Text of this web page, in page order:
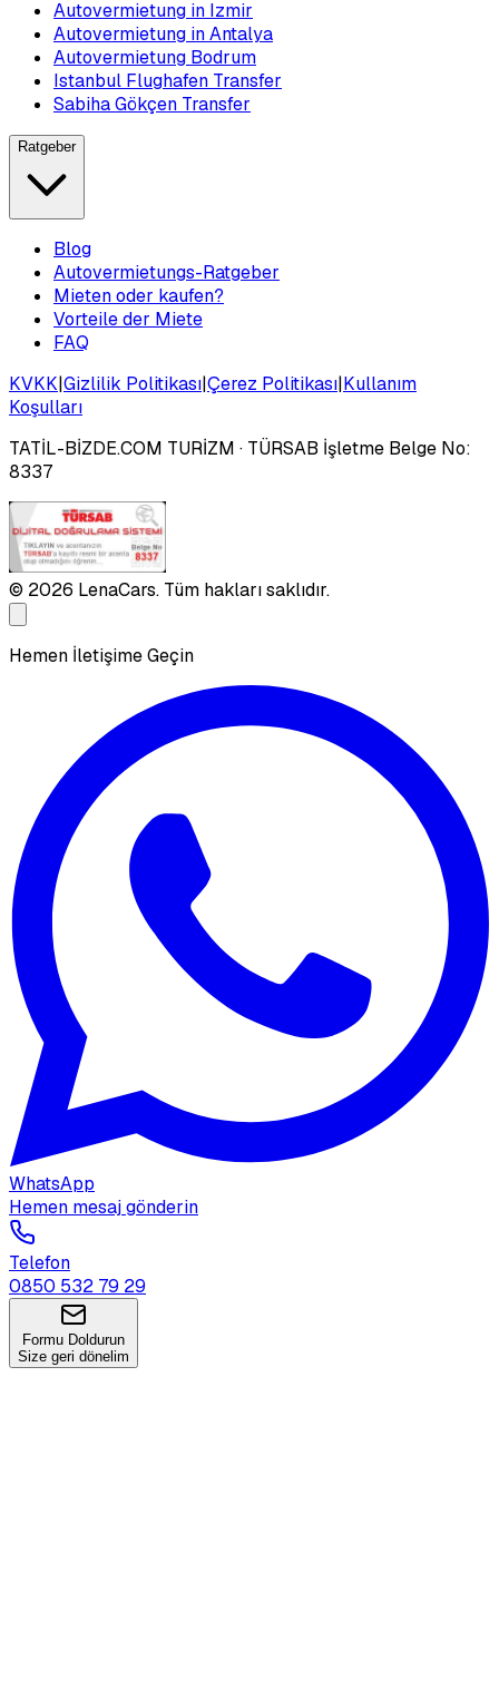
Autovermietung in Izmir
Autovermietung in Antalya
Autovermietung Bodrum
Istanbul Flughafen Transfer
Sabiha Gökçen Transfer
Ratgeber
Blog
Autovermietungs-Ratgeber
Mieten oder kaufen?
Vorteile der Miete
FAQ
KVKK|Gizlilik Politikası|Çerez Politikası|Kullanım
Koşulları
TATİL-BİZDE.COM TURİZM · TÜRSAB İşletme Belge No:
8337
© 2026 LenaCars. Tüm hakları saklıdır.
Hemen İletişime Geçin
WhatsApp
Hemen mesaj gönderin
Telefon
0850 532 79 29
Formu Doldurun
Size geri dönelim